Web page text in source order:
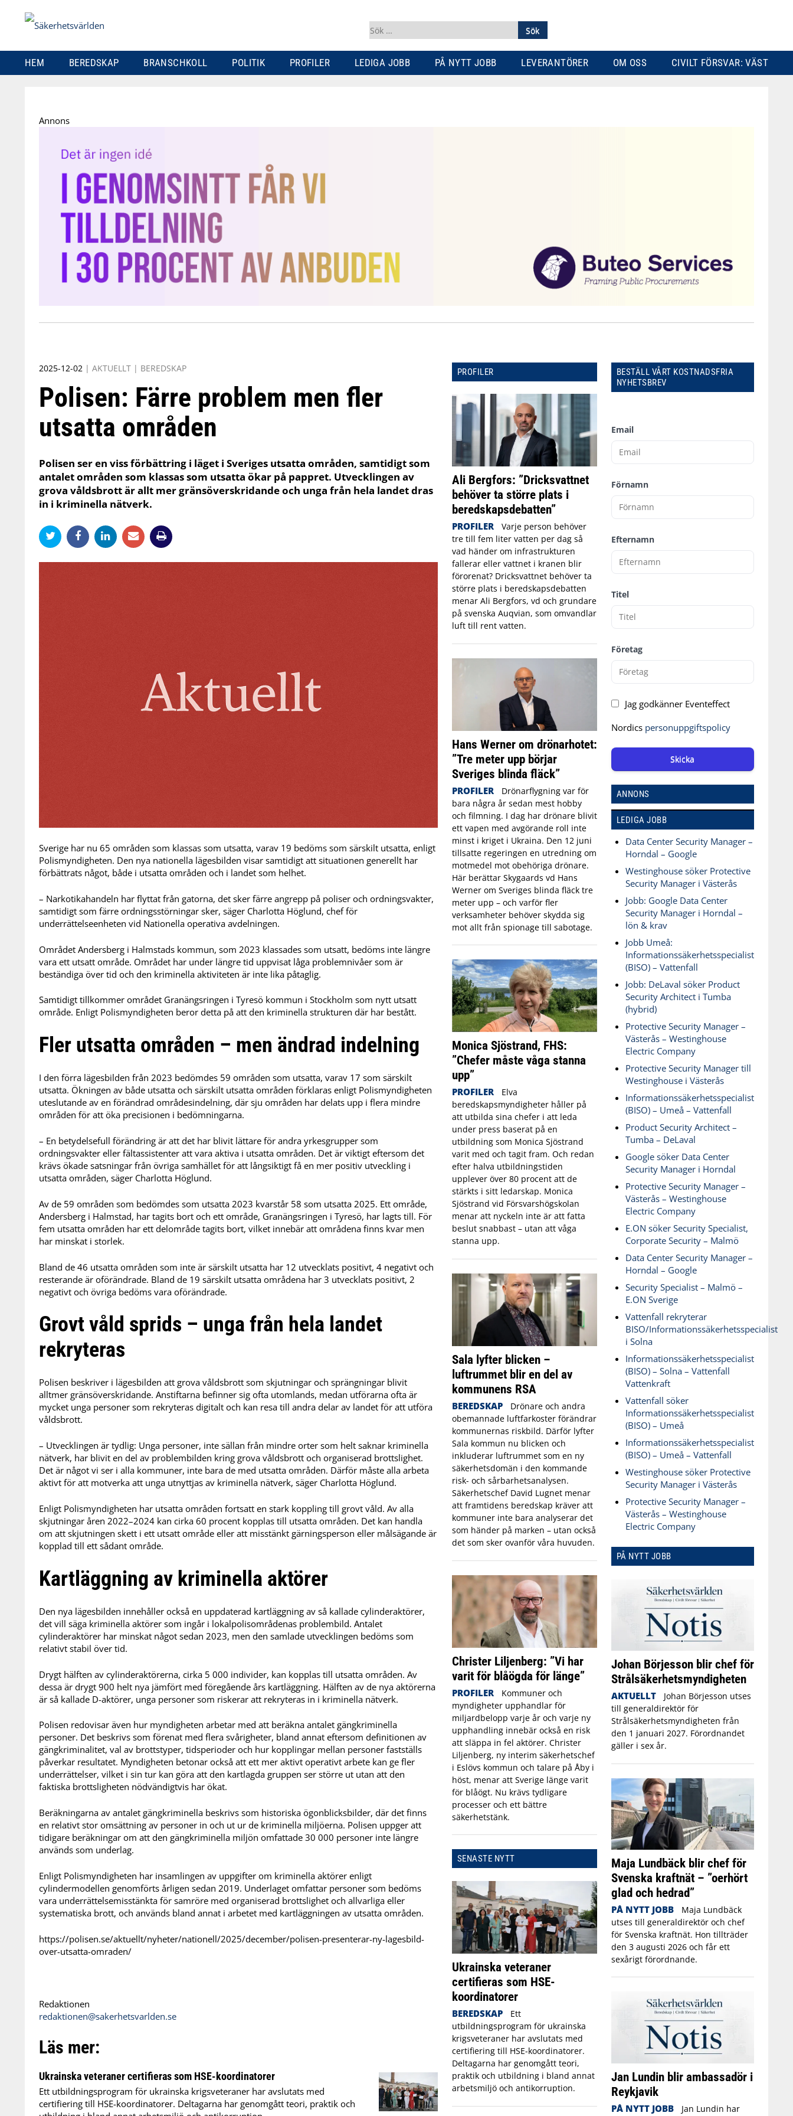
Sök
efter:
HEM BEREDSKAP BRANSCHKOLL POLITIK PROFILER LEDIGA JOBB PÅ NYTT JOBB LEVERANTÖRER OM OSS CIVILT FÖRSVAR: VÄST
to
Annons
2025-12-02 | AKTUELLT | BEREDSKAP
Polisen: Färre problem men fler
utsatta områden
Polisen ser en viss förbättring i läget i Sveriges utsatta områden, samtidigt som
antalet områden som klassas som utsatta ökar på pappret. Utvecklingen av
grova våldsbrott är allt mer gränsöverskridande och unga från hela landet dras
in i kriminella nätverk.
Sverige har nu 65 områden som klassas som utsatta, varav 19 bedöms som särskilt utsatta, enligt
Polismyndigheten. Den nya nationella lägesbilden visar samtidigt att situationen generellt har
förbättrats något, både i utsatta områden och i landet som helhet.
– Narkotikahandeln har flyttat från gatorna, det sker färre angrepp på poliser och ordningsvakter,
samtidigt som färre ordningsstörningar sker, säger Charlotta Höglund, chef för
underrättelseenheten vid Nationella operativa avdelningen.
Området Andersberg i Halmstads kommun, som 2023 klassades som utsatt, bedöms inte längre
vara ett utsatt område. Området har under längre tid uppvisat låga problemnivåer som är
beständiga över tid och den kriminella aktiviteten är inte lika påtaglig.
Samtidigt tillkommer området Granängsringen i Tyresö kommun i Stockholm som nytt utsatt
område. Enligt Polismyndigheten beror detta på att den kriminella strukturen där har bestått.
Fler utsatta områden – men ändrad indelning
I den förra lägesbilden från 2023 bedömdes 59 områden som utsatta, varav 17 som särskilt
utsatta. Ökningen av både utsatta och särskilt utsatta områden förklaras enligt Polismyndigheten
uteslutande av en förändrad områdesindelning, där sju områden har delats upp i flera mindre
områden för att öka precisionen i bedömningarna.
– En betydelsefull förändring är att det har blivit lättare för andra yrkesgrupper som
ordningsvakter eller fältassistenter att vara aktiva i utsatta områden. Det är viktigt eftersom det
krävs ökade satsningar från övriga samhället för att långsiktigt få en mer positiv utveckling i
utsatta områden, säger Charlotta Höglund.
Av de 59 områden som bedömdes som utsatta 2023 kvarstår 58 som utsatta 2025. Ett område,
Andersberg i Halmstad, har tagits bort och ett område, Granängsringen i Tyresö, har lagts till. För
fem utsatta områden har ett delområde tagits bort, vilket innebär att områdena finns kvar men
har minskat i storlek.
Bland de 46 utsatta områden som inte är särskilt utsatta har 12 utvecklats positivt, 4 negativt och
resterande är oförändrade. Bland de 19 särskilt utsatta områdena har 3 utvecklats positivt, 2
negativt och övriga bedöms vara oförändrade.
Grovt våld sprids – unga från hela landet
rekryteras
Polisen beskriver i lägesbilden att grova våldsbrott som skjutningar och sprängningar blivit
alltmer gränsöverskridande. Anstiftarna befinner sig ofta utomlands, medan utförarna ofta är
mycket unga personer som rekryteras digitalt och kan resa till andra delar av landet för att utföra
våldsbrott.
– Utvecklingen är tydlig: Unga personer, inte sällan från mindre orter som helt saknar kriminella
nätverk, har blivit en del av problembilden kring grova våldsbrott och organiserad brottslighet.
Det är något vi ser i alla kommuner, inte bara de med utsatta områden. Därför måste alla arbeta
aktivt för att motverka att unga utnyttjas av kriminella nätverk, säger Charlotta Höglund.
Enligt Polismyndigheten har utsatta områden fortsatt en stark koppling till grovt våld. Av alla
skjutningar åren 2022–2024 kan cirka 60 procent kopplas till utsatta områden. Det kan handla
om att skjutningen skett i ett utsatt område eller att misstänkt gärningsperson eller målsägande är
kopplad till ett sådant område.
Kartläggning av kriminella aktörer
Den nya lägesbilden innehåller också en uppdaterad kartläggning av så kallade cylinderaktörer,
det vill säga kriminella aktörer som ingår i lokalpolisområdenas problembild. Antalet
cylinderaktörer har minskat något sedan 2023, men den samlade utvecklingen bedöms som
relativt stabil över tid.
Drygt hälften av cylinderaktörerna, cirka 5 000 individer, kan kopplas till utsatta områden. Av
dessa är drygt 900 helt nya jämfört med föregående års kartläggning. Hälften av de nya aktörerna
är så kallade D-aktörer, unga personer som riskerar att rekryteras in i kriminella nätverk.
Polisen redovisar även hur myndigheten arbetar med att beräkna antalet gängkriminella
personer. Det beskrivs som förenat med flera svårigheter, bland annat eftersom definitionen av
gängkriminalitet, val av brottstyper, tidsperioder och hur kopplingar mellan personer fastställs
påverkar resultatet. Myndigheten betonar också att ett mer aktivt operativt arbete kan ge fler
underrättelser, vilket i sin tur kan göra att den kartlagda gruppen ser större ut utan att den
faktiska brottsligheten nödvändigtvis har ökat.
Beräkningarna av antalet gängkriminella beskrivs som historiska ögonblicksbilder, där det finns
en relativt stor omsättning av personer in och ut ur de kriminella miljöerna. Polisen uppger att
tidigare beräkningar om att den gängkriminella miljön omfattade 30 000 personer inte längre
används som underlag.
Enligt Polismyndigheten har insamlingen av uppgifter om kriminella aktörer enligt
cylindermodellen genomförts årligen sedan 2019. Underlaget omfattar personer som bedöms
vara underrättelsemisstänkta för samröre med organiserad brottslighet och allvarliga eller
systematiska brott, och används bland annat i arbetet med kartläggningen av utsatta områden.
https://polisen.se/aktuellt/nyheter/nationell/2025/december/polisen-presenterar-ny-lagesbild-
over-utsatta-omraden/
Redaktionen
redaktionen@sakerhetsvarlden.se
Läs mer:
Ukrainska veteraner certifieras som HSE-koordinatorer
Ett utbildningsprogram för ukrainska krigsveteraner har avslutats med
certifiering till HSE-koordinatorer. Deltagarna har genomgått teori, praktik och
PROFILER
Ali Bergfors: ”Dricksvattnet
behöver ta större plats i
beredskapsdebatten”
PROFILER
Varje person behöver
tre till fem liter vatten per dag så
vad händer om infrastrukturen
fallerar eller vattnet i kranen blir
förorenat? Dricksvattnet behöver ta
större plats i beredskapsdebatten
menar Ali Bergfors, vd och grundare
på svenska Auqvian, som omvandlar
luft till rent vatten.
Hans Werner om drönarhotet:
”Tre meter upp börjar
Sveriges blinda fläck”
PROFILER
Drönarflygning var för
bara några år sedan mest hobby
och filmning. I dag har drönare blivit
ett vapen med avgörande roll inte
minst i kriget i Ukraina. Den 12 juni
tillsatte regeringen en utredning om
motmedel mot obehöriga drönare.
Här berättar Skygaards vd Hans
Werner om Sveriges blinda fläck tre
meter upp – och varför fler
verksamheter behöver skydda sig
mot allt från spionage till sabotage.
Monica Sjöstrand, FHS:
”Chefer måste våga stanna
upp”
PROFILER
Elva
beredskapsmyndigheter håller på
att utbilda sina chefer i att leda
under press baserat på en
utbildning som Monica Sjöstrand
varit med och tagit fram. Och redan
efter halva utbildningstiden
upplever över 80 procent att de
stärkts i sitt ledarskap. Monica
Sjöstrand vid Försvarshögskolan
menar att nyckeln inte är att fatta
beslut snabbast – utan att våga
stanna upp.
Sala lyfter blicken –
luftrummet blir en del av
kommunens RSA
BEREDSKAP
Drönare och andra
obemannade luftfarkoster förändrar
kommunernas riskbild. Därför lyfter
Sala kommun nu blicken och
inkluderar luftrummet som en ny
säkerhetsdomän i den kommande
risk- och sårbarhetsanalysen.
Säkerhetschef David Lugnet menar
att framtidens beredskap kräver att
kommuner inte bara analyserar det
som händer på marken – utan också
det som sker ovanför våra huvuden.
Christer Liljenberg: ”Vi har
varit för blåögda för länge”
PROFILER
Kommuner och
myndigheter upphandlar för
miljardbelopp varje år och varje ny
upphandling innebär också en risk
att släppa in fel aktörer. Christer
Liljenberg, ny interim säkerhetschef
i Eslövs kommun och talare på Åby i
höst, menar att Sverige länge varit
för blåögt. Nu krävs tydligare
processer och ett bättre
säkerhetstänk.
SENASTE NYTT
Ukrainska veteraner
certifieras som HSE-
koordinatorer
BEREDSKAP
Ett
utbildningsprogram för ukrainska
krigsveteraner har avslutats med
certifiering till HSE-koordinatorer.
Deltagarna har genomgått teori,
praktik och utbildning i bland annat
arbetsmiljö och antikorruption.
BESTÄLL VÅRT KOSTNADSFRIA
NYHETSBREV
Email
Förnamn
Efternamn
Titel
Företag
Jag godkänner Eventeffect
Nordics personuppgiftspolicy
Skicka
ANNONS
LEDIGA JOBB
Data Center Security Manager –
Horndal – Google
Westinghouse söker Protective
Security Manager i Västerås
Jobb: Google Data Center
Security Manager i Horndal –
lön & krav
Jobb Umeå:
Informationssäkerhetsspecialist
(BISO) – Vattenfall
Jobb: DeLaval söker Product
Security Architect i Tumba
(hybrid)
Protective Security Manager –
Västerås – Westinghouse
Electric Company
Protective Security Manager till
Westinghouse i Västerås
Informationssäkerhetsspecialist
(BISO) – Umeå – Vattenfall
Product Security Architect –
Tumba – DeLaval
Google söker Data Center
Security Manager i Horndal
Protective Security Manager –
Västerås – Westinghouse
Electric Company
E.ON söker Security Specialist,
Corporate Security – Malmö
Data Center Security Manager –
Horndal – Google
Security Specialist – Malmö –
E.ON Sverige
Vattenfall rekryterar
BISO/Informationssäkerhetsspecialist
i Solna
Informationssäkerhetsspecialist
(BISO) – Solna – Vattenfall
Vattenkraft
Vattenfall söker
Informationssäkerhetsspecialist
(BISO) – Umeå
Informationssäkerhetsspecialist
(BISO) – Umeå – Vattenfall
Westinghouse söker Protective
Security Manager i Västerås
Protective Security Manager –
Västerås – Westinghouse
Electric Company
PÅ NYTT JOBB
Johan Börjesson blir chef för
Strålsäkerhetsmyndigheten
AKTUELLT
Johan Börjesson utses
till generaldirektör för
Strålsäkerhetsmyndigheten från
den 1 januari 2027. Förordnandet
gäller i sex år.
Maja Lundbäck blir chef för
Svenska kraftnät – ”oerhört
glad och hedrad”
PÅ NYTT JOBB
Maja Lundbäck
utses till generaldirektör och chef
för Svenska kraftnät. Hon tillträder
den 3 augusti 2026 och får ett
sexårigt förordnande.
Jan Lundin blir ambassadör i
Reykjavik
PÅ NYTT JOBB
Jan Lundin har